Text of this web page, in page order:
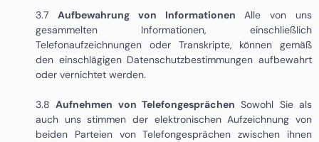
3.7 Aufbewahrung von Informationen Alle von uns
gesammelten Informationen, einschließlich
Telefonaufzeichnungen oder Transkripte, können gemäß
den einschlägigen Datenschutzbestimmungen aufbewahrt
oder vernichtet werden.
3.8Aufnehmen von Telefongesprächen Sowohl Sie als
auch uns stimmen der elektronischen Aufzeichnung von
beiden Parteien von Telefongesprächen zwischen ihnen